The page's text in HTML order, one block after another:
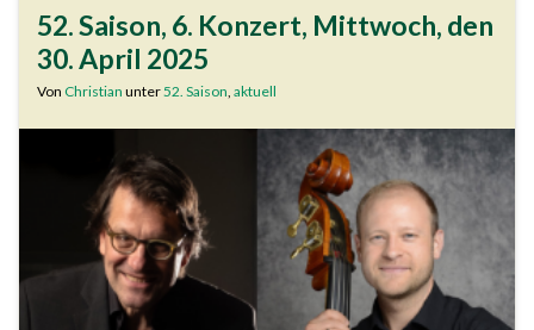
52. Saison, 6. Konzert, Mittwoch, den
30. April 2025
Von Christian unter52. Saison, aktuell